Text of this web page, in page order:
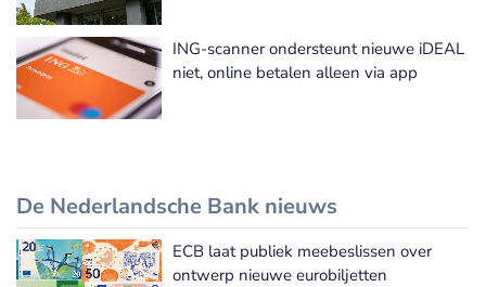
ING-scanner ondersteunt nieuwe iDEAL
niet, online betalen alleen via app
De Nederlandsche Bank nieuws
De Nederlandsche Bank nieuws
ECB laat publiek meebeslissen over
ontwerp nieuwe eurobiljetten